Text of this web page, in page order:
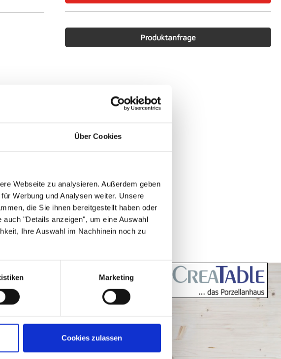
Über Cookies
Webseite zu analysieren. Außerdem geben
Werbung und Analysen weiter. Unsere
die Sie ihnen bereitgestellt haben oder
"Details anzeigen", um eine Auswahl
Ihre Auswahl im Nachhinein noch zu
Marketing
Cookies zulassen
Produktanfrage